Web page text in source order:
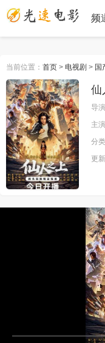
频
当前位置： 首页 > 电视剧 > 国
仙
导演
主
分类
更新